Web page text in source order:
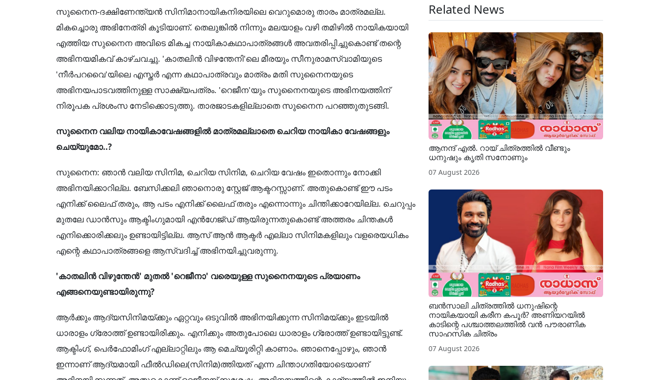
സുനൈന-ദക്ഷിണേന്ത്യൻ സിനിമാനായികനിരയിലെ വെറുമൊരു താരം മാത്രമല്ല.
മികച്ചൊരു അഭിനേത്രി കൂടിയാണ്. തെലുങ്കിൽ നിന്നും മലയാളം വഴി തമിഴിൽ നായികയായി
എത്തിയ സുനൈന അവിടെ മികച്ച നായികാകഥാപാത്രങ്ങൾ അവതരിപ്പിച്ചുകൊണ്ട് തന്റെ
അഭിനയമികവ് കാഴ്ചവച്ചു. 'കാതലിൻ വിഴന്തേനി'ലെ മീരയും സീനുരാമസ്വാമിയുടെ
'നീർപറവൈ'യിലെ എസ്തർ എന്ന കഥാപാത്രവും മാത്രം മതി സുനൈനയുടെ
അഭിനയപാടവത്തിനുള്ള സാക്ഷ്യപത്രം. 'റെജീന'യും സുനൈനയുടെ അഭിനയത്തിന്
നിരൂപക പ്രശംസ നേടിക്കൊടുത്തു. താരജാടകളില്ലാതെ സുനൈന പറഞ്ഞുതുടങ്ങി.
സുനൈന വലിയ നായികാവേഷങ്ങളിൽ മാത്രമല്ലാതെ ചെറിയ നായികാ വേഷങ്ങളും
ചെയ്യുമോ..?
സുനൈന: ഞാൻ വലിയ സിനിമ, ചെറിയ സിനിമ, ചെറിയ വേഷം ഇതൊന്നും നോക്കി
അഭിനയിക്കാറില്ല. ബേസിക്കലി ഞാനൊരു സ്റ്റേജ് ആക്ടറസ്സാണ്. അതുകൊണ്ട് ഈ പടം
എനിക്ക് ലൈഫ് തരും, ആ പടം എനിക്ക് ലൈഫ് തരും എന്നൊന്നും ചിന്തിക്കാറേയില്ല. ചെറുപ്പം
മുതലേ ഡാൻസും ആക്ടിംഗുമായി എൻഗേജ്ഡ് ആയിരുന്നതുകൊണ്ട് അത്തരം ചിന്തകൾ
എനിക്കൊരിക്കലും ഉണ്ടായിട്ടില്ല. ആസ് ആൻ ആക്ടർ എല്ലാ സിനിമകളിലും വളരെയധികം
എന്റെ കഥാപാത്രങ്ങളെ ആസ്വദിച്ച് അഭിനയിച്ചുവരുന്നു.
'കാതലിൻ വിഴുന്തേൻ' മുതൽ 'റെജീനാ' വരെയുള്ള സുനൈനയുടെ പ്രയാണം
എങ്ങനെയുണ്ടായിരുന്നു?
ആർക്കും ആദ്യസിനിമയ്ക്കും ഏറ്റവും ഒടുവിൽ അഭിനയിക്കുന്ന സിനിമയ്ക്കും ഇടയിൽ
ധാരാളം ഗ്രോത്ത് ഉണ്ടായിരിക്കും. എനിക്കും അതുപോലെ ധാരാളം ഗ്രോത്ത് ഉണ്ടായിട്ടുണ്ട്.
ആക്ടിംഗ്, പെർഫോമിംഗ് എല്ലാറ്റിലും ആ മെച്യൂരിറ്റി കാണാം. ഞാനെപ്പോഴും, ഞാൻ
ഇന്നാണ് ആദ്യമായി ഫീൽഡിലെ(സിനിമ)ത്തിയത് എന്ന ചിന്താഗതിയോടെയാണ്
Related News
ആനന്ദ് എൽ. റായ് ചിത്രത്തിൽ വീണ്ടും
ധനുഷും കൃതി സനോണും
07 August 2026
ബൻസാലി ചിത്രത്തിൽ ധനുഷിന്റെ
നായികയായി കരീന കപൂർ? അണിയറയിൽ
കാടിന്റെ പശ്ചാത്തലത്തിൽ വൻ പൗരാണിക
സാഹസിക ചിത്രം
07 August 2026